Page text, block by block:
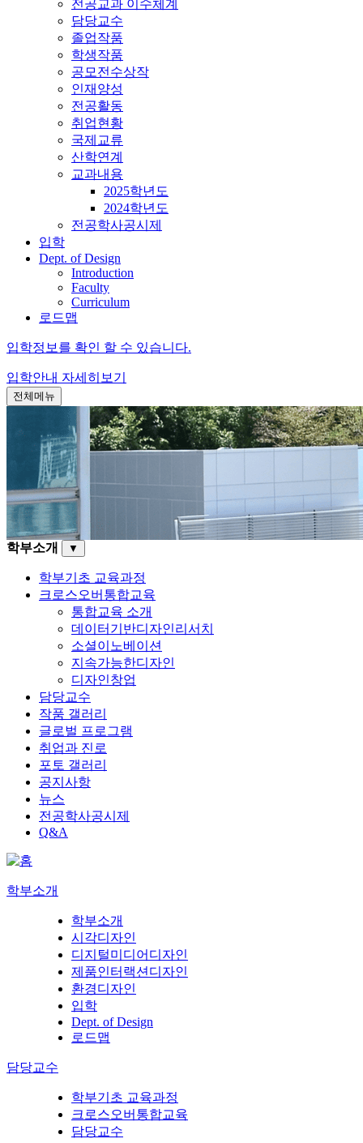
전공교과 이수체계
담당교수
졸업작품
학생작품
공모전수상작
인재양성
전공활동
취업현황
국제교류
산학연계
교과내용
2025학년도
2024학년도
전공학사공시제
입학
Dept. of Design
Introduction
Faculty
Curriculum
로드맵
입학정보를 확인 할 수 있습니다.
입학안내 자세히보기
전체메뉴
학부소개 ▼
학부기초 교육과정
크로스오버통합교육
통합교육 소개
데이터기반디자인리서치
소셜이노베이션
지속가능한디자인
디자인창업
담당교수
작품 갤러리
글로벌 프로그램
취업과 진로
포토 갤러리
공지사항
뉴스
전공학사공시제
Q&A
학부소개
학부소개
시각디자인
디지털미디어디자인
제품인터랙션디자인
환경디자인
입학
Dept. of Design
로드맵
담당교수
학부기초 교육과정
크로스오버통합교육
담당교수